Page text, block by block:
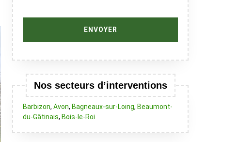
Nos secteurs d’interventions
Barbizon, Avon, Bagneaux-sur-Loing, Beaumont-
du-Gâtinais, Bois-le-Roi